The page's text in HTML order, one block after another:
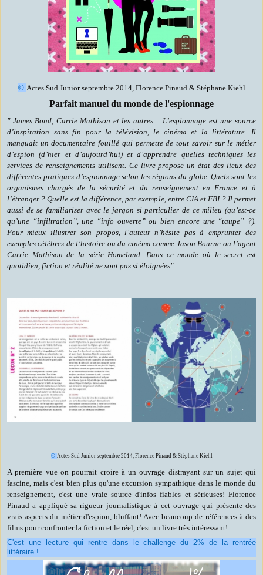
© Actes Sud Junior septembre 2014, Florence Pinaud & Stéphane Kiehl
Parfait manuel du monde de l'espionnage
" James Bond, Carrie Mathison et les autres… L’espionnage est une source
d’inspiration sans fin pour la télévision, le cinéma et la littérature. Il
manquait un documentaire fouillé qui permette de tout savoir sur le métier
d’espion (d’hier et d’aujourd’hui) et d’apprendre quelles techniques les
services de renseignements utilisent. Ce livre propose un état des lieux des
différentes pratiques d’espionnage selon les régions du globe. Quels sont les
organismes chargés de la sécurité et du renseignement en France et à
l’étranger ? Quelle est la différence, par exemple, entre CIA et FBI ? Il permet
aussi de se familiariser avec le jargon si particulier de ce milieu (qu’est-ce
qu’une “infiltration”, une “info ouverte” ou bien encore une “taupe” ?).
Pour mieux illustrer son propos, l’auteur n’hésite pas à emprunter des
exemples célèbres de l’histoire ou du cinéma comme Jason Bourne ou l’agent
Carrie Mathison de la série Homeland. Dans ce monde où le secret est
quotidien, fiction et réalité ne sont pas si éloignées"
© Actes Sud Junior septembre 2014, Florence Pinaud & Stéphane Kiehl
A première vue on pourrait croire à un ouvrage distrayant sur un sujet qui
fascine, mais c'est bien plus qu'une excursion sympathique dans le monde du
renseignement, c'est une vraie source d'infos fiables et sérieuses! Florence
Pinaud a appliqué sa rigueur journalistique à cet ouvrage qui présente des
vrais aspects du métier d'espion, bluffant! Avec beaucoup de références à des
films pour confronter la fiction et le réel, c'est un livre très intéressant!
C'est une lecture qui rentre dans le challenge du 2% de la rentrée
littéraire !